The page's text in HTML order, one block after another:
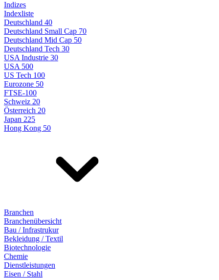
Indizes
Indexliste
Deutschland 40
Deutschland Small Cap 70
Deutschland Mid Cap 50
Deutschland Tech 30
USA Industrie 30
USA 500
US Tech 100
Eurozone 50
FTSE-100
Schweiz 20
Österreich 20
Japan 225
Hong Kong 50
Branchen
Branchenübersicht
Bau / Infrastrukur
Bekleidung / Textil
Biotechnologie
Chemie
Dienstleistungen
Eisen / Stahl